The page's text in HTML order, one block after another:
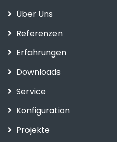
Über Uns
Referenzen
Erfahrungen
Downloads
Service
Konfiguration
Projekte